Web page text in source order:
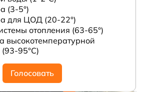
(3-5°)
для ЦОД (20-22°)
отопления (63-65°)
высокотемпературной
95°С)
Голосовать